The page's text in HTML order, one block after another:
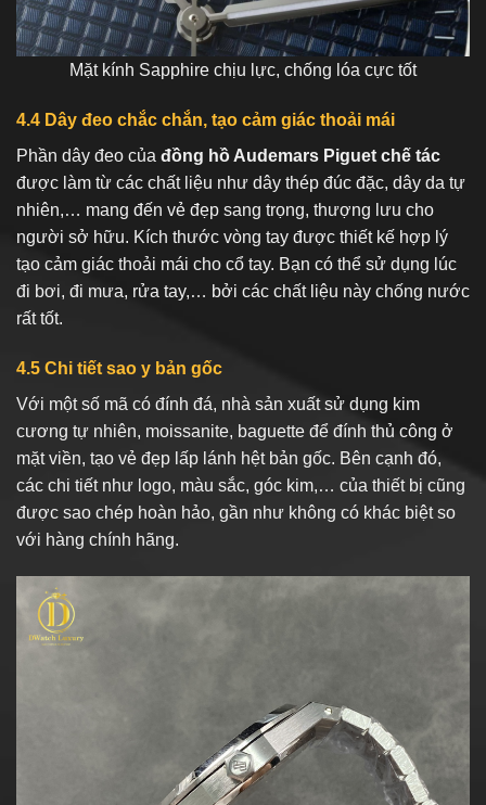
Mặt kính Sapphire chịu lực, chống lóa cực tốt
4.4 Dây đeo chắc chắn, tạo cảm giác thoải mái
Phần dây đeo của đồng hồ Audemars Piguet chế tác
được làm từ các chất liệu như dây thép đúc đặc, dây da tự
nhiên,… mang đến vẻ đẹp sang trọng, thượng lưu cho
người sở hữu. Kích thước vòng tay được thiết kế hợp lý
tạo cảm giác thoải mái cho cổ tay. Bạn có thể sử dụng lúc
đi bơi, đi mưa, rửa tay,… bởi các chất liệu này chống nước
rất tốt.
4.5 Chi tiết sao y bản gốc
Với một số mã có đính đá, nhà sản xuất sử dụng kim
cương tự nhiên, moissanite, baguette để đính thủ công ở
mặt viền, tạo vẻ đẹp lấp lánh hệt bản gốc. Bên cạnh đó,
các chi tiết như logo, màu sắc, góc kim,… của thiết bị cũng
được sao chép hoàn hảo, gần như không có khác biệt so
với hàng chính hãng.